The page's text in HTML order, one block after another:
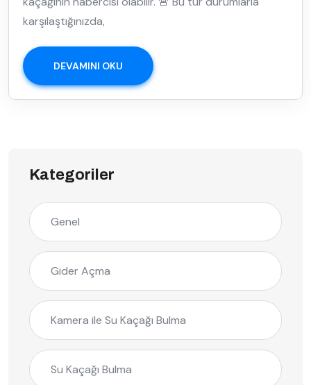
karşılaştığınızda,
DEVAMINI OKU
Kategoriler
Genel
Gider Açma
Kamera ile Su Kaçağı Bulma
Su Kaçağı Bulma